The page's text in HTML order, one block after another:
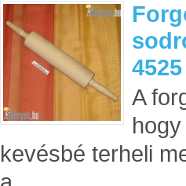
4525
A
kevésbé terheli